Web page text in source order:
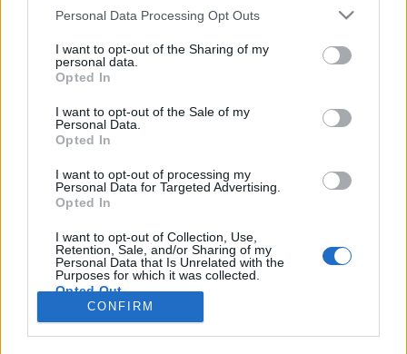
Personal Data Processing Opt Outs
I want to opt-out of the Sharing of my
personal data.
Opted In
I want to opt-out of the Sale of my
Personal Data.
Opted In
I want to opt-out of processing my
Personal Data for Targeted Advertising.
Opted In
I want to opt-out of Collection, Use,
Retention, Sale, and/or Sharing of my
Personal Data that Is Unrelated with the
Purposes for which it was collected.
Opted Out
CONFIRM
im Spiel einloggen. Falls Du noch keinen
Spielaccount besitzt, bitte registriere Dich neu.
Wir freuen uns auf Deinen nächsten Besuch in
unserem Forum!„Zum Spiel“
10 Januar 2024
*schokolade61*
Lebende Forenlegende
6.000
Ichgebsauf
Beiträge: 961 Zustimmungen: 3.216 Punkte für Erfolge:
Joeangeln
Beiträge: 9.989